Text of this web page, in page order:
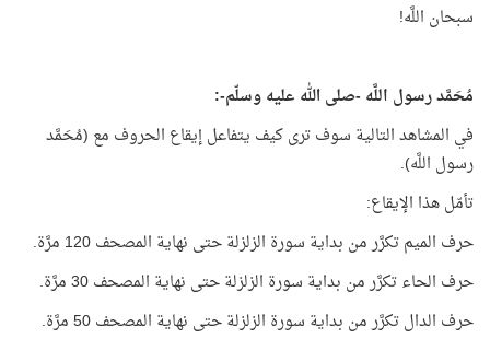
سبحان اللَّه!
مُحَمَّد رسول اللَّه -صلى الله عليه وسلّم-:
في المشاهد التالية سوف ترى كيف يتفاعل إيقاع الحروف مع (مُحَمَّد
رسول اللَّه).
تأمّل هذا الإيقاع:
حرف الميم تكرَّر من بداية سورة الزلزلة حتى نهاية المصحف 120 مرَّة.
حرف الحاء تكرَّر من بداية سورة الزلزلة حتى نهاية المصحف 30 مرَّة.
حرف الدال تكرَّر من بداية سورة الزلزلة حتى نهاية المصحف 50 مرَّة.